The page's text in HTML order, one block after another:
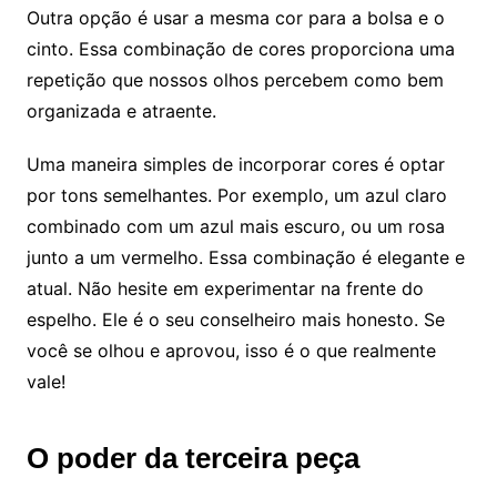
Outra opção é usar a mesma cor para a bolsa e o
cinto. Essa combinação de cores proporciona uma
repetição que nossos olhos percebem como bem
organizada e atraente.
Uma maneira simples de incorporar cores é optar
por tons semelhantes. Por exemplo, um azul claro
combinado com um azul mais escuro, ou um rosa
junto a um vermelho. Essa combinação é elegante e
atual. Não hesite em experimentar na frente do
espelho. Ele é o seu conselheiro mais honesto. Se
você se olhou e aprovou, isso é o que realmente
vale!
O poder da terceira peça